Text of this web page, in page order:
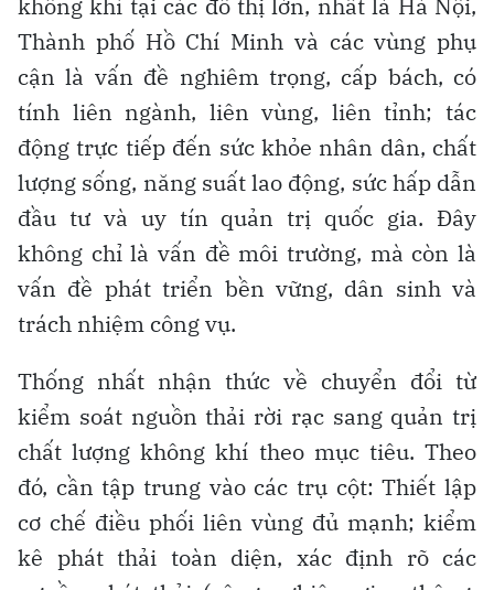
Thành phố Hồ Chí Minh và các vùng phụ
cận là vấn đề nghiêm trọng, cấp bách, có
tính liên ngành, liên vùng, liên tỉnh; tác
động trực tiếp đến sức khỏe nhân dân, chất
lượng sống, năng suất lao động, sức hấp dẫn
đầu tư và uy tín quản trị quốc gia. Đây
không chỉ là vấn đề môi trường, mà còn là
vấn đề phát triển bền vững, dân sinh và
trách nhiệm công vụ.
Thống nhất nhận thức về chuyển đổi từ
kiểm soát nguồn thải rời rạc sang quản trị
chất lượng không khí theo mục tiêu. Theo
đó, cần tập trung vào các trụ cột: Thiết lập
cơ chế điều phối liên vùng đủ mạnh; kiểm
kê phát thải toàn diện, xác định rõ các